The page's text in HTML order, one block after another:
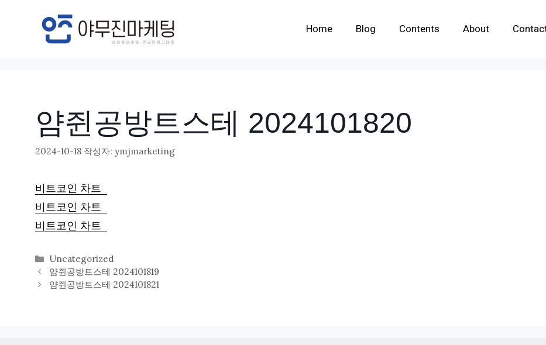
Home Blog Contents About
얌쥔공방트스테 2024101820
2024-10-18 작성자: ymjmarketing
비트코인 차트
비트코인 차트
비트코인 차트
카
테
고
Uncategorized
얌쥔공방트스테 2024101819
얌쥔공방트스테 2024101821